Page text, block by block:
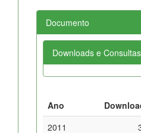
Documento
Downloads e Consultas
Ano
2011